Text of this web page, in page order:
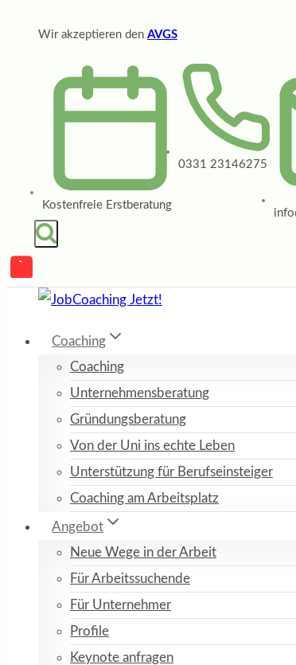
Wir akzeptieren den AVGS
Kostenfreie Erstberatung
0331 23146275
Coaching
Coaching
Unternehmensberatung
Gründungsberatung
Von der Uni ins echte Leben
Unterstützung für Berufseinsteiger
Coaching am Arbeitsplatz
Angebot
Neue Wege in der Arbeit
Für Arbeitssuchende
Für Unternehmer
Profile
Keynote anfragen